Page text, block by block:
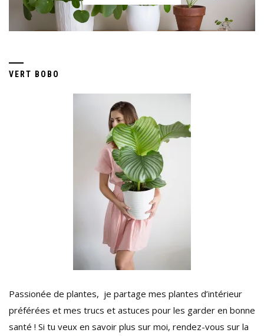
VERT BOBO
Passionée de plantes, je partage mes plantes d’intérieur
préférées et mes trucs et astuces pour les garder en bonne
santé ! Si tu veux en savoir plus sur moi, rendez-vous sur la